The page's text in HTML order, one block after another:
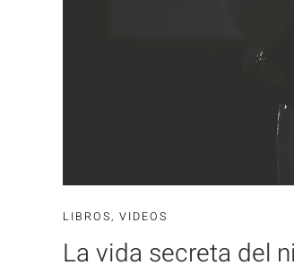
LIBROS, VIDEOS
La vida secreta del